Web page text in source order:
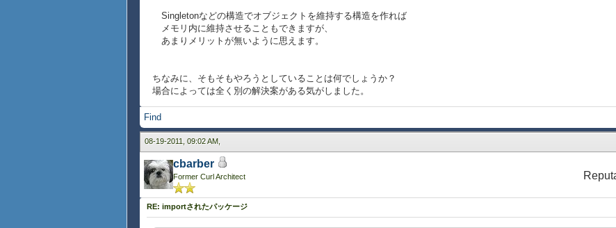
Singletonなどの構造でオブジェクトを維持する構造を作れば
メモリ内に維持させることもできますが、
あまりメリットが無いように思えます。
ちなみに、そもそもやろうとしていることは何でしょうか？
場合によっては全く別の解決案がある気がしました。
Find
08-19-2011, 09:02 AM,
cbarber
Former Curl Architect
RE: importされたパッケージ